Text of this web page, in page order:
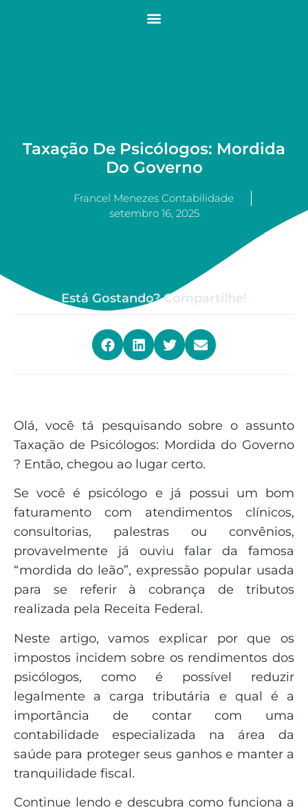
Taxação De Psicólogos: Mordida
Do Governo
Francel Menezes Contabilidade
setembro 16, 2025
Está Gostando? Compartilhe!
Olá, você tá pesquisando sobre o assunto
Taxação de Psicólogos: Mordida do Governo
? Então, chegou ao lugar certo.
Se você é psicólogo e já possui um bom
faturamento com atendimentos clínicos,
consultorias, palestras ou convênios,
provavelmente já ouviu falar da famosa
“mordida do leão”, expressão popular usada
para se referir à cobrança de tributos
realizada pela Receita Federal.
Neste artigo, vamos explicar por que os
impostos incidem sobre os rendimentos dos
psicólogos, como é possível reduzir
legalmente a carga tributária e qual é a
importância de contar com uma
contabilidade especializada na área da
saúde para proteger seus ganhos e manter a
tranquilidade fiscal.
Continue lendo e descubra como funciona a